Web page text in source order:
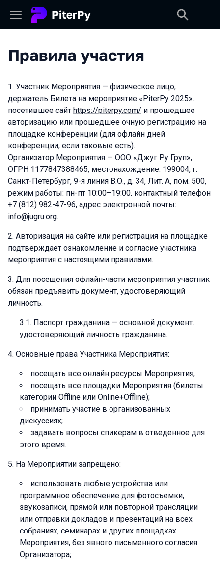
Правила участия
Участник Мероприятия — физическое лицо,
держатель Билета на мероприятие «PiterPy 2025»,
посетившее сайт https://piterpy.com/ и прошедшее
авторизацию или прошедшее очную регистрацию на
площадке конференции (для офлайн дней
конференции, если таковые есть).
Организатор Мероприятия — ООО «Джуг Ру Груп»,
ОГРН 1177847388465, местонахождение: 199004, г.
Санкт-Петербург, 9-я линия В.О., д. 34, Лит. А, пом. 500,
режим работы: пн-пт 10:00–19:00, контактный телефон
+7 (812) 982-47-96, адрес электронной почты:
info@jugru.org.
Авторизация на сайте или регистрация на площадке
подтверждает ознакомление и согласие участника
мероприятия с настоящими правилами.
Для посещения офлайн-части мероприятия участник
обязан предъявить документ, удостоверяющий
личность.
Паспорт гражданина — основной документ,
удостоверяющий личность гражданина.
Основные права Участника Мероприятия:
посещать все онлайн ресурсы Мероприятия;
посещать все площадки Мероприятия (билеты
категории Offline или Online+Offline);
принимать участие в организованных
дискуссиях;
задавать вопросы спикерам в отведенное для
этого время.
На Мероприятии запрещено:
использовать любые устройства или
программное обеспечение для фотосъемки,
звукозаписи, прямой или повторной трансляции
или отправки докладов и презентаций на всех
собраниях, семинарах и других площадках
Мероприятия, без явного письменного согласия
Организатора;